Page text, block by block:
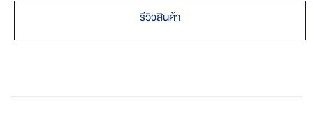
รีวิวสินค้า